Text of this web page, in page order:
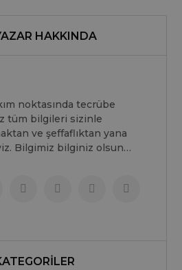
HAKKINDA
noktasında tecrübe
tüm bilgileri sizinle
ve şeffaflıktan yana
Bilgimiz bilginiz olsun…